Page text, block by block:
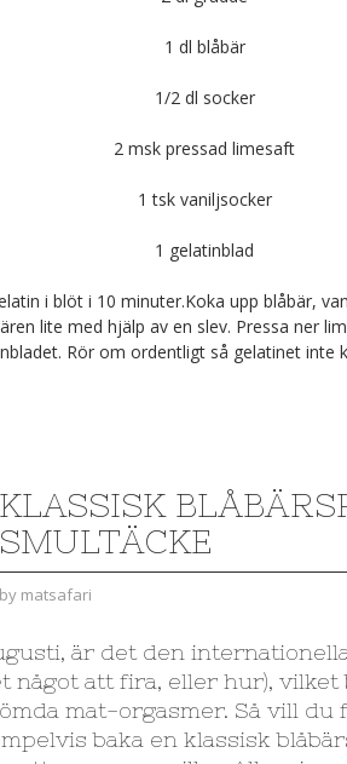
1 dl blåbär
1/2 dl socker
2 msk pressad limesaft
1 tsk vaniljsocker
1 gelatinblad
i blöt i 10 minuter.Koka upp blåbär,
lite med hjälp av en slev. Pressa ner
Rör om ordentligt så gelatinet inte
KLASSISK
SMULTÄCKE
by matsafari
är det den
något att fira, eller hur), vilket
mat-orgasmer. Så vill du
baka en klassisk